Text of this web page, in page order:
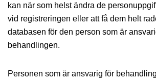
kan när som helst ändra de
vid registreringen eller att få dem helt
databasen för den person som är
behandlingen.
Personen som är ansvarig för